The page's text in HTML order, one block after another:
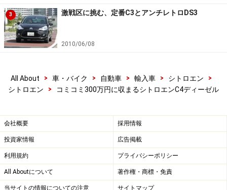
アイドリング時はディーゼルらしい音・振動が伝わってくる
ものの、アイドリングストップが作動すればもちろん気にな
らないし、走り出してしまえばディーゼルとしては静かな方
だろう
120ps/3500rpm、300Nm/1750rpmというスペックから
分厚さが魅力だが、速さを決めるピークパワーは数値的
には心許ない。しかし、高速道路の追い越し車線をリー
ドする程度ならパンチ不足を感じさせない。
また、アイシンAW製のEAT6は、1速-2速、2速-3速の変
速フィールにやや「間」を感じさせるし、ディーゼルタ
3 激戦区に挑む、定番C3とアンチレトロDS3
2010/06/08
All About > 車・バイク > 自動車 > 輸入車 > シトロエン
>
シトロエン
> コミコミ300万円に収まるシトロエンC4ディーゼル
会社概要 採用情報
投資家情報 広告掲載
利用規約 プライバシーポリシー
All Aboutについて 著作権・商標・免責
当サイトの情報についての注意 サイトマップ